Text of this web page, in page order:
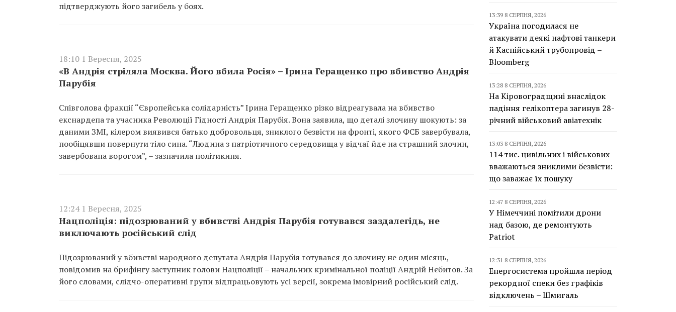
підтверджують його загибель у боях.
18:10 1 Вересня, 2025
«В Андрія стріляла Москва. Його вбила Росія» – Ірина Геращенко про вбивство Андрія
Парубія
Співголова фракції “Європейська солідарність” Ірина Геращенко різко відреагувала на вбивство
екснардепа та учасника Революції Гідності Андрія Парубія. Вона заявила, що деталі злочину шокують: за
даними ЗМІ, кілером виявився батько добровольця, зниклого безвісти на фронті, якого ФСБ завербувала,
пообіцявши повернути тіло сина. “Людина з патріотичного середовища у відчаї йде на страшний злочин,
завербована ворогом”, – зазначила політикиня.
12:24 1 Вересня, 2025
Нацполіція: підозрюваний у вбивстві Андрія Парубія готувався заздалегідь, не
виключають російський слід
Підозрюваний у вбивстві народного депутата Андрія Парубія готувався до злочину не один місяць,
повідомив на брифінгу заступник голови Нацполіції – начальник кримінальної поліції Андрій Нєбитов. За
його словами, слідчо-оперативні групи відпрацьовують усі версії, зокрема імовірний російський слід.
13:39 8 СЕРПНЯ, 2026
Україна погодилася не
атакувати деякі нафтові танкери
й Каспійський трубопровід –
Bloomberg
13:28 8 СЕРПНЯ, 2026
На Кіровоградщині внаслідок
падіння гелікоптера загинув 28-
річний військовий авіатехнік
13:03 8 СЕРПНЯ, 2026
114 тис. цивільних і військових
вважаються зниклими безвісти:
що заважає їх пошуку
12:47 8 СЕРПНЯ, 2026
У Німеччині помітили дрони
над базою, де ремонтують
Patriot
12:31 8 СЕРПНЯ, 2026
Енергосистема пройшла період
рекордної спеки без графіків
відключень – Шмигаль